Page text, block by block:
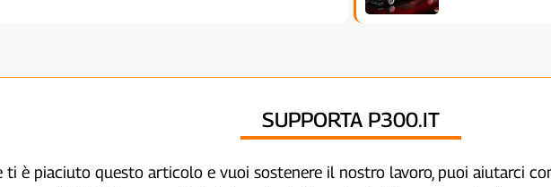
SUPPORTA P300.IT
ti è piaciuto questo articolo e vuoi sostenere il nostro lavoro, puoi aiutarci